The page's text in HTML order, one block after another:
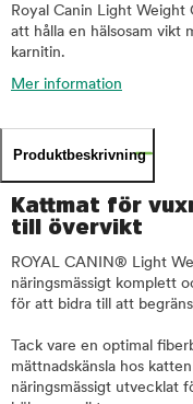
Royal Canin Light
att hålla en hälsosam vikt
karnitin.
Mer information
Produktbeskrivning
Kattmat för
till övervikt
ROYAL CANIN® Light
näringsmässigt komplett
för att bidra till att
Tack vare en optimal
mättnadskänsla hos
näringsmässigt utvecklat